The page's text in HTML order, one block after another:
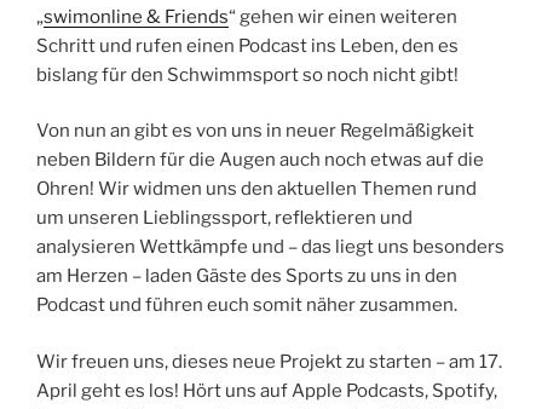
„swimonline & Friends“ gehen wir einen weiteren
Schritt und rufen einen Podcast ins Leben, den es
bislang für den Schwimmsport so noch nicht gibt!
Von nun an gibt es von uns in neuer Regelmäßigkeit
neben Bildern für die Augen auch noch etwas auf die
Ohren! Wir widmen uns den aktuellen Themen rund
um unseren Lieblingssport, reflektieren und
analysieren Wettkämpfe und – das liegt uns besonders
am Herzen – laden Gäste des Sports zu uns in den
Podcast und führen euch somit näher zusammen.
Wir freuen uns, dieses neue Projekt zu starten – am 17.
April geht es los! Hört uns auf Apple Podcasts, Spotify,